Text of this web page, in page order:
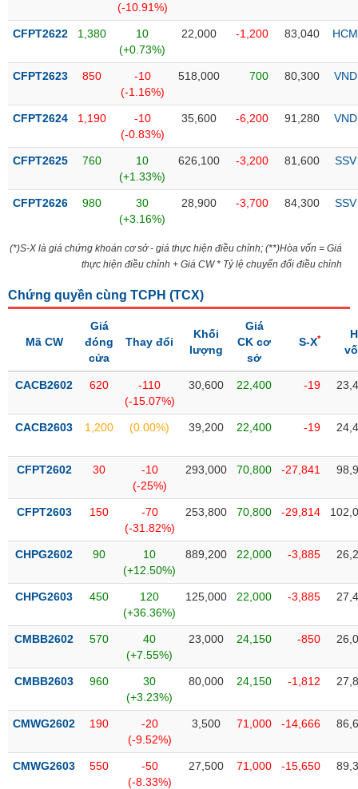
Tâm
lý
trường
(-10.91%)
CFPT2622 1,380
10
(+0.73%)
22,000 -1,200 83,040 HCM
CFPT2623 850
-10
(-1.16%)
518,000 700 80,300 VND
CFPT2624 1,190
-10
(-0.83%)
35,600 -6,200 91,280 VND
CFPT2625 760
10
(+1.33%)
626,100 -3,200 81,600 SSV
CFPT2626 980
30
(+3.16%)
28,900 -3,700 84,300 SSV
(*)S-X là giá chứng khoán cơ sở - giá thực hiện điều chỉnh; (**)Hòa vốn = Giá
thực hiện điều chỉnh + Giá CW * Tỷ lệ chuyển đổi điều chỉnh
Chứng quyền cùng TCPH (TCX)
Mã CW
Giá
đóng
cửa
Thay đổi
Khối
lượng
Giá
CK cơ
sở
S-X*
CACB2602 620
-110
(-15.07%)
30,600 22,400 -19
CACB2603 1,200 (0.00%) 39,200 22,400 -19
CFPT2602 30
-10
(-25%)
293,000 70,800 -27,841
CFPT2603 150
-70
(-31.82%)
253,800 70,800 -29,814
CHPG2602 90
10
(+12.50%)
889,200 22,000 -3,885
CHPG2603 450
120
(+36.36%)
125,000 22,000 -3,885
CMBB2602 570
40
(+7.55%)
23,000 24,150 -850
CMBB2603 960
30
(+3.23%)
80,000 24,150 -1,812
CMWG2602 190
-20
(-9.52%)
3,500 71,000 -14,666
CMWG2603 550
-50
(-8.33%)
27,500 71,000 -15,650
TIÊU
KHÔNG
YẾU
TIÊU
DÙNG
SÓC
KHỎE
CHÍNH
CÔNG
THÔNG
TIN
DỊCH
TRUYỀN
THÔNG